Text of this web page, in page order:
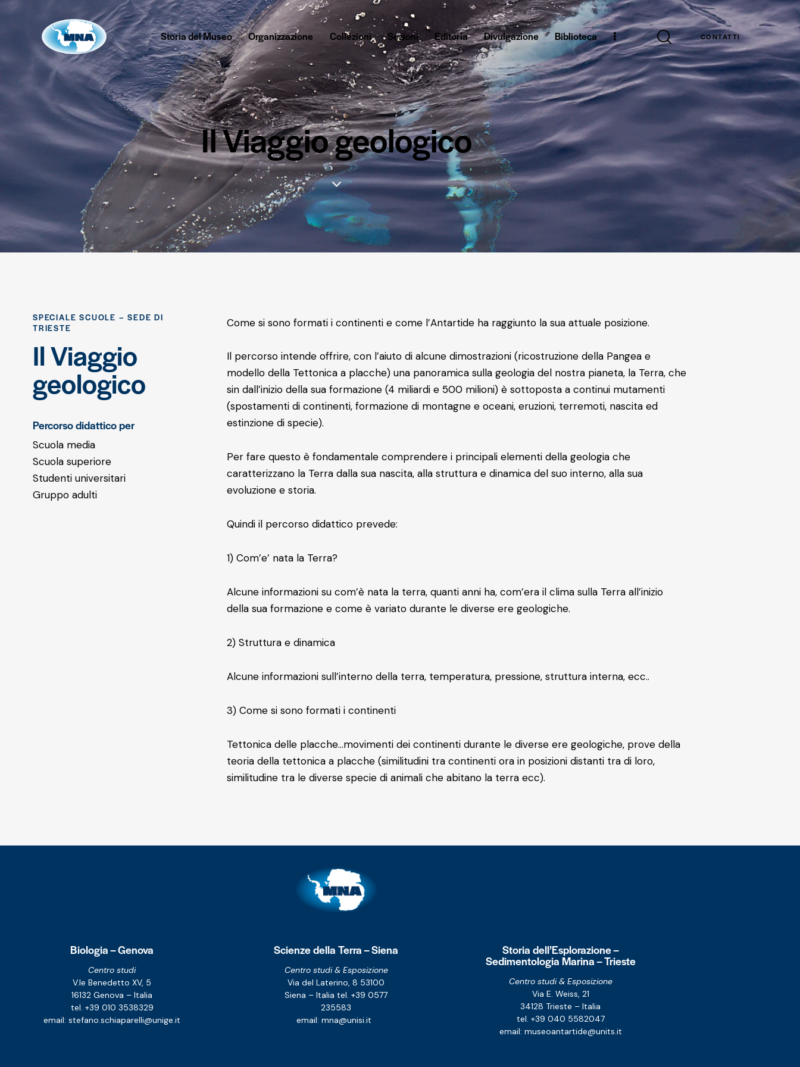
Storia del Museo Organizzazione Collezioni Sezioni Editoria Divulgazione Biblioteca CONTATTI
Il Viaggio geologico
SPECIALE SCUOLE – SEDE DI
TRIESTE
Il Viaggio
geologico
Percorso didattico per
Scuola media
Scuola superiore
Studenti universitari
Gruppo adulti
Come si sono formati i continenti e come l’Antartide ha raggiunto la sua attuale posizione.
Il percorso intende offrire, con l’aiuto di alcune dimostrazioni (ricostruzione della Pangea e
modello della Tettonica a placche) una panoramica sulla geologia del nostra pianeta, la Terra, che
sin dall’inizio della sua formazione (4 miliardi e 500 milioni) è sottoposta a continui mutamenti
(spostamenti di continenti, formazione di montagne e oceani, eruzioni, terremoti, nascita ed
estinzione di specie).
Per fare questo è fondamentale comprendere i principali elementi della geologia che
caratterizzano la Terra dalla sua nascita, alla struttura e dinamica del suo interno, alla sua
evoluzione e storia.
Quindi il percorso didattico prevede:
1) Com’e’ nata la Terra?
Alcune informazioni su com’è nata la terra, quanti anni ha, com’era il clima sulla Terra all’inizio
della sua formazione e come è variato durante le diverse ere geologiche.
2) Struttura e dinamica
Alcune informazioni sull’interno della terra, temperatura, pressione, struttura interna, ecc..
3) Come si sono formati i continenti
Tettonica delle placche…movimenti dei continenti durante le diverse ere geologiche, prove della
teoria della tettonica a placche (similitudini tra continenti ora in posizioni distanti tra di loro,
similitudine tra le diverse specie di animali che abitano la terra ecc).
Biologia – Genova
Centro studi
V.le Benedetto XV, 5
16132 Genova – Italia
tel. +39 010 3538329
email:stefano.schiaparelli@unige.it
Scienze della Terra – Siena
Centro studi & Esposizione
Via del Laterino, 8 53100
Siena – Italia tel. +39 0577
235583
email: mna@unisi.it
Storia dell’Esplorazione –
Sedimentologia Marina – Trieste
Centro studi & Esposizione
Via E. Weiss, 21
34128 Trieste – Italia
tel. +39 040 5582047
email: museoantartide@units.it